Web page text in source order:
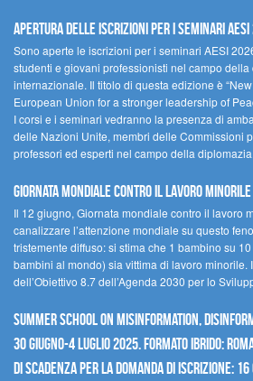
Apertura delle iscrizioni per i seminari AESI
Sono aperte le iscrizioni per i seminari AESI
studenti e giovani professionisti nel campo della
internazionale. Il titolo di questa edizione è
European Union for a stronger leadership of
I corsi e i seminari vedranno la presenza di
delle Nazioni Unite, membri delle Commissioni
professori ed esperti nel campo della diplomazia.
Giornata mondiale contro il lavoro minorile
Il 12 giugno, Giornata mondiale contro il lavoro
canalizzare l’attenzione mondiale su questo
tristemente diffuso: si stima che 1 bambino su
bambini al mondo) sia vittima di lavoro minorile.
dell’Obiettivo 8.7 dell’Agenda 2030 per lo
Summer School on Misinformation,
30 giugno-4 luglio 2025. Formato ibrido:
di scadenza per la domanda di iscrizione: 16